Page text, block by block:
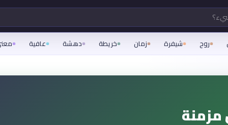
روح شيفرة زمان خريطة دهشة عافية